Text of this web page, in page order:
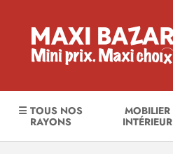
☰ TOUS NOS
RAYONS
MOBILIER
INTÉRIEUR